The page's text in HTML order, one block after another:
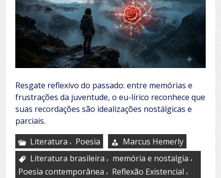
Resgate reflexivo do passado: entre memórias e
frustrações da juventude, o eu-lírico reconhece que
suas recordações são idealizações nostálgicas e
parciais.
Literatura , Poesia
Marcus Hemerly
Literatura brasileira , memória e nostalgia ,
Poesia contemporânea , Reflexão Existencial ,